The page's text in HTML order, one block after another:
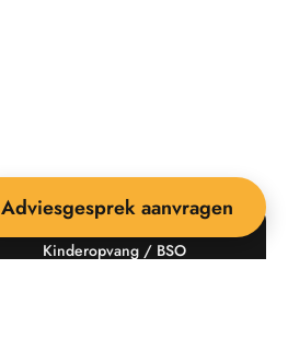
Kinderopvang / BSO
Adviesgesprek aanvragen